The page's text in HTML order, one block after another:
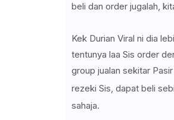
beli dan order jugalah,
Kek Durian Viral ni dia
tentunya laa Sis order
group jualan sekitar
rezeki Sis, dapat beli
sahaja.